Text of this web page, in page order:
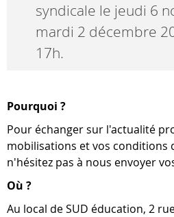
syndicale le jeudi 6
mardi 2 décembre
17h.
Pourquoi ?
Pour échanger sur l'actualité
mobilisations et vos conditions
n'hésitez pas à nous envoyer
Où ?
Au local de SUD éducation, 2